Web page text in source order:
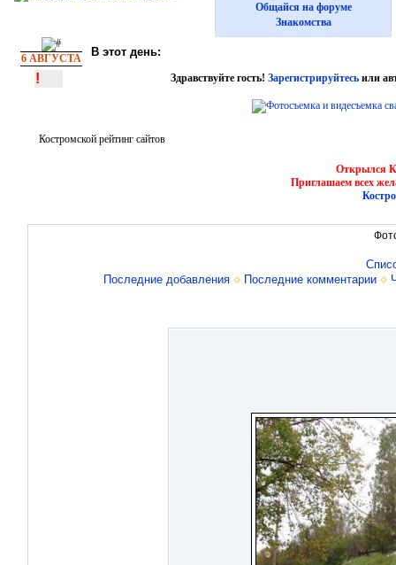
Общайся на форуме
Знакомства
6 АВГУСТА В этот день:
! Здравствуйте гость! Зарегистрируйтесьили
Костромской рейтинг сайтов
Открылся
Приглашаем всех
Последние добавления
Последние комментарии